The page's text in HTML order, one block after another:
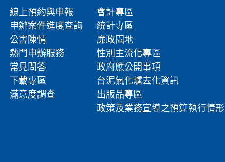
線上預約與申報
申辦案件進度查詢
公害陳情
熱門申辦服務
常見問答
下載專區
滿意度調查
會計專區
統計專區
廉政園地
性別主流化專區
政府應公開事項
台泥氣化爐去化資訊
出版品專區
政策及業務宣導之預算執行情形